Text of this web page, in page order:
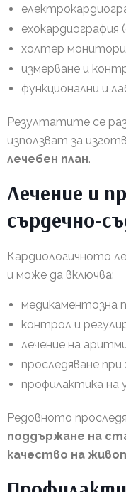
ехокардиография
холтер
измерване и
функционални и
Резултатите се
използват за
лечебен план.
Лечение и
сърдечно-
Кардиологичното
и може да включва:
медикаментозна
контрол и
лечение на
проследяване при
профилактика на
Редовното
поддържане на
качество на